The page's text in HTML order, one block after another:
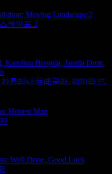
Moving Landscape 2
케이프 2
Karolina Bregula, Jamila Drott,
롤리나 브레굴라, 야미라 드
Honest Man
Well Done, Good Luck